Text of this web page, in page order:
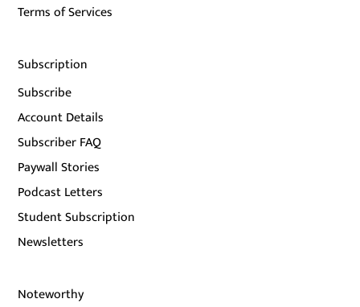
Terms of Services
Subscription
Subscribe
Account Details
Subscriber FAQ
Paywall Stories
Podcast Letters
Student Subscription
Newsletters
Noteworthy